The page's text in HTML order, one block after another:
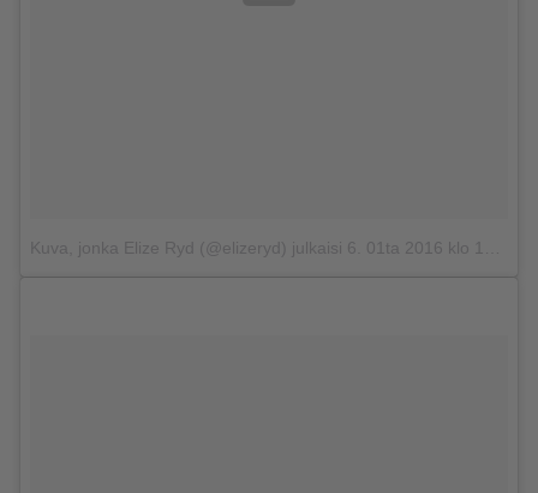
Kuva, jonka Elize Ryd (@elizeryd) julkaisi 6. 01ta 2016 klo 13.25 PST